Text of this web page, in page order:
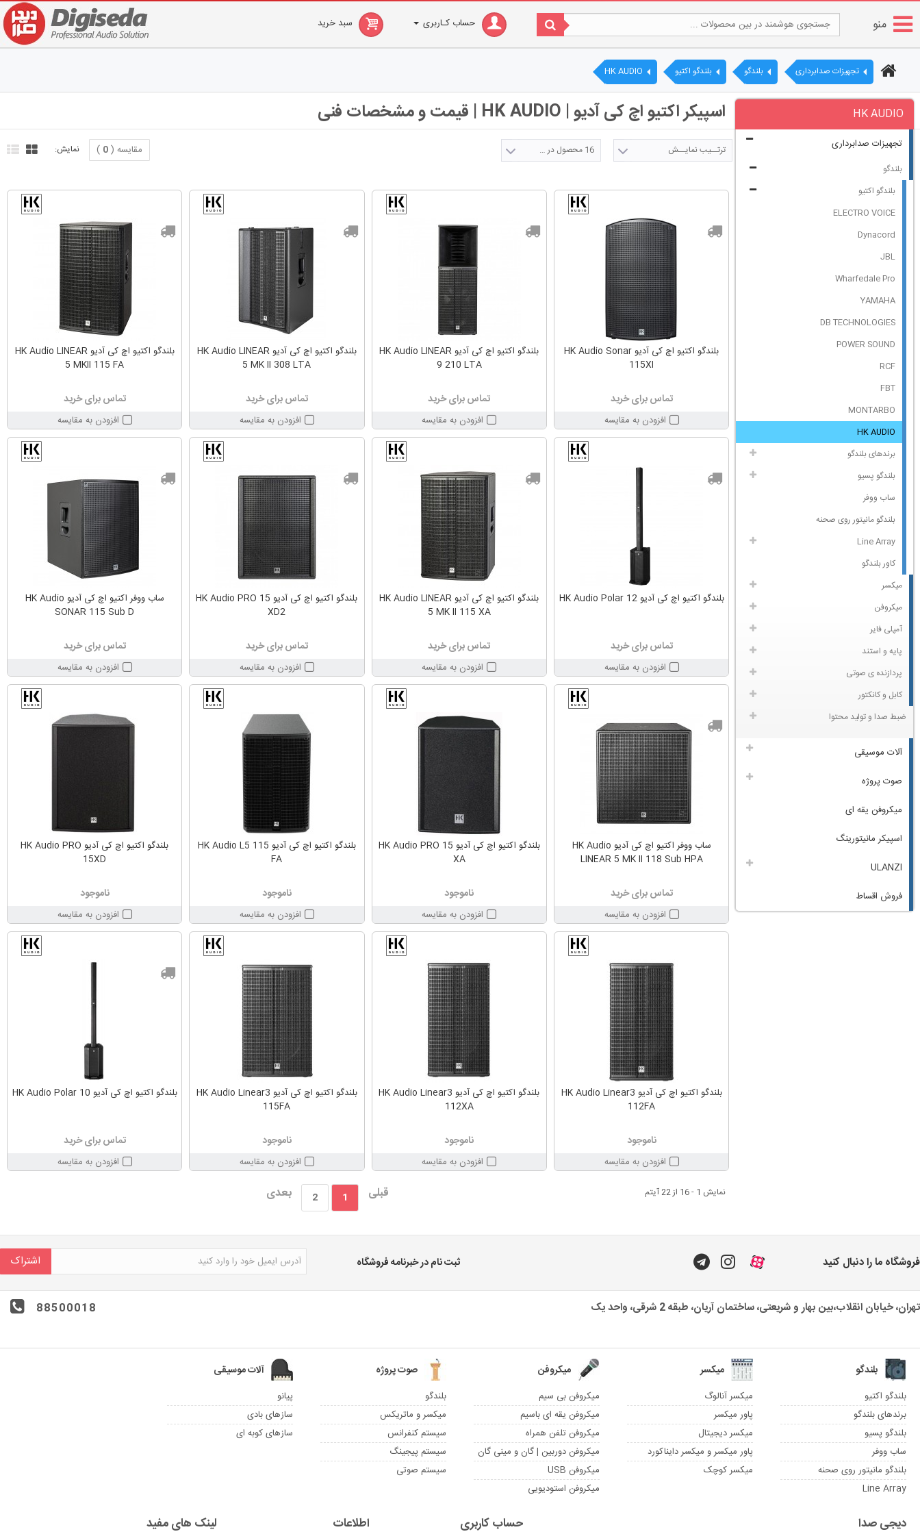
منو حساب کـاربری سبد خرید
تجهیزات صدابرداری بلندگو بلندگو اکتیو HK AUDIO
اسپیکر اکتیو اچ کی آدیو | HK AUDIO | قیمت و مشخصات فنی
نمایش: ترتــیب نمایــش 16 محصول در صفحه مقایسه (0
)
بلندگو اکتیو اچ کی آدیو HK Audio Sonar
115XI
تماس برای خرید
افزودن به مقایسه
بلندگو اکتیو اچ کی آدیو HK Audio LINEAR
9 210 LTA
تماس برای خرید
افزودن به مقایسه
بلندگو اکتیو اچ کی آدیو HK Audio LINEAR
5 MK II 308 LTA
تماس برای خرید
افزودن به مقایسه
بلندگو اکتیو اچ کی آدیو HK Audio LINEAR
5 MKII 115 FA
تماس برای خرید
افزودن به مقایسه
بلندگو اکتیو اچ کی آدیو HK Audio Polar 12
تماس برای خرید
افزودن به مقایسه
بلندگو اکتیو اچ کی آدیو HK Audio LINEAR
5 MK II 115 XA
تماس برای خرید
افزودن به مقایسه
بلندگو اکتیو اچ کی آدیو HK Audio PRO 15
XD2
تماس برای خرید
افزودن به مقایسه
ساب ووفر اکتیو اچ کی آدیو HK Audio
SONAR 115 Sub D
تماس برای خرید
افزودن به مقایسه
ساب ووفر اکتیو اچ کی آدیو HK Audio
LINEAR 5 MK II 118 Sub HPA
تماس برای خرید
افزودن به مقایسه
بلندگو اکتیو اچ کی آدیو HK Audio PRO 15
XA
ناموجود
افزودن به مقایسه
بلندگو اکتیو اچ کی آدیو HK Audio L5 115
FA
ناموجود
افزودن به مقایسه
بلندگو اکتیو اچ کی آدیو HK Audio PRO
15XD
ناموجود
افزودن به مقایسه
بلندگو اکتیو اچ کی آدیو HK Audio Linear3
112FA
ناموجود
افزودن به مقایسه
بلندگو اکتیو اچ کی آدیو HK Audio Linear3
112XA
ناموجود
افزودن به مقایسه
بلندگو اکتیو اچ کی آدیو HK Audio Linear3
115FA
ناموجود
افزودن به مقایسه
بلندگو اکتیو اچ کی آدیو HK Audio Polar 10
تماس برای خرید
افزودن به مقایسه
قبلی 1
2 بعدی نمایش 1 - 16 از 22 آیتم
HK AUDIO
تجهیزات صدابرداری
بلندگو
بلندگو اکتیو
ELECTRO VOICE
Dynacord
JBL
Wharfedale Pro
YAMAHA
DB TECHNOLOGIES
POWER SOUND
RCF
FBT
MONTARBO
HK AUDIO
برندهای بلندگو
بلندگو پسیو
ساب ووفر
بلندگو مانیتور روی صحنه
Line Array
کاور بلندگو
میکسر
میکروفن
آمپلی فایر
پایه و استند
پردازنده ی صوتی
کابل و کانکتور
ضبط صدا و تولید محتوا
آلات موسیقی
صوت پروژه
میکروفن یقه ای
اسپیکر مانیتورینگ
ULANZI
فروش اقساط
فروشگاه ما را دنبال کنید ثبت نام در خبرنامه فروشگاه اشتراک
تهران، خیابان انقلاب،بین بهار و شریعتی، ساختمان آریان، طبقه 2 شرقی، واحد یک 88500018
بلندگو
بلندگو اکتیو
برندهای بلندگو
بلندگو پسیو
ساب ووفر
بلندگو مانیتور روی صحنه
Line Array
میکسر
میکسر آنالوگ
پاور میکسر
میکسر دیجیتال
پاور میکسر و میکسر دایناکورد
میکسر کوچک
میکروفن
میکروفن بی سیم
میکروفن یقه ای باسیم
میکروفن تلفن همراه
میکروفن دوربین | گان و مینی گان
میکروفن USB
میکروفن استودیویی
صوت پروژه
بلندگو
میکسر و ماتریکس
سیستم کنفرانس
سیستم پیجینگ
سیستم صوتی
آلات موسیقی
پیانو
سازهای بادی
سازهای کوبه ای
دیجی صدا حساب کاربری اطلاعات لینک های مفید